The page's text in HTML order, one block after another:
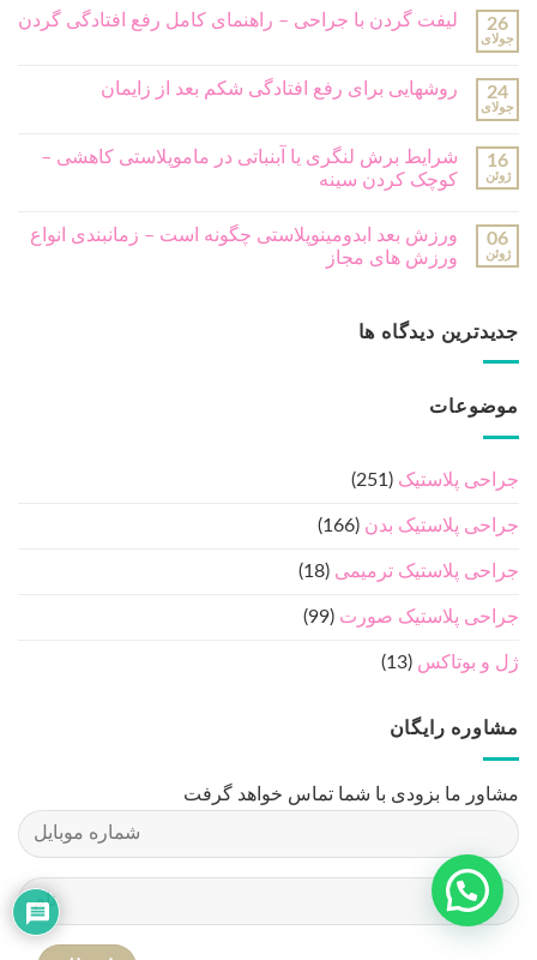
26
جولای
لیفت گردن با جراحی – راهنمای کامل رفع افتادگی گردن
24
جولای
روشهایی برای رفع افتادگی شکم بعد از زایمان
16
ژوئن
شرایط برش لنگری یا آبنباتی در ماموپلاستی کاهشی –
کوچک کردن سینه
06
ژوئن
ورزش بعد ابدومینوپلاستی چگونه است – زمانبندی انواع
ورزش های مجاز
جدیدترین دیدگاه ها
موضوعات
جراحی پلاستیک (251)
جراحی پلاستیک بدن (166)
جراحی پلاستیک ترمیمی (18)
جراحی پلاستیک صورت (99)
ژل و بوتاکس (13)
مشاوره رایگان
مشاور ما بزودی با شما تماس خواهد گرفت